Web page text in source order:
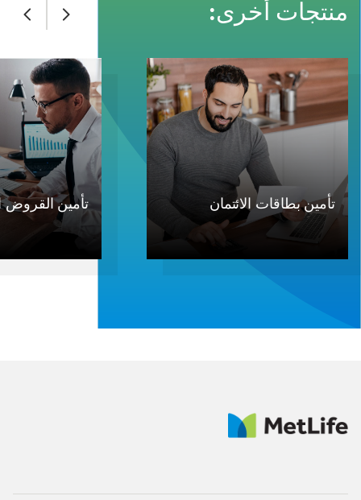
منتجات أخرى:
تأمين بطاقات الائتمان تأمين القروض